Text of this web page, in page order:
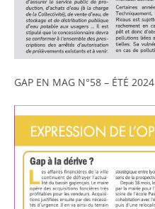
GAP EN MAG N°58 – ÉTÉ 2024